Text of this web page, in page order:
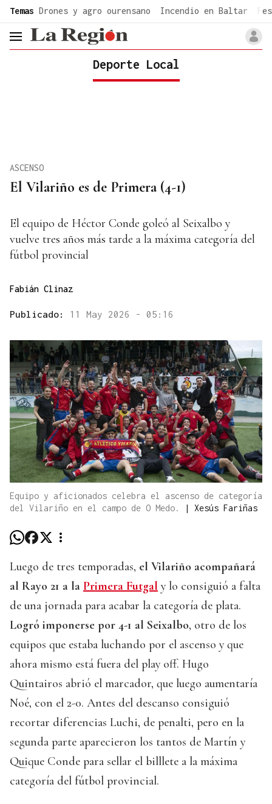
Temas Drones y agro ourensano Incendio en Baltar
header.menu.open
Deporte Local
El Vilariño es de Primera (4-1)
ASCENSO
El equipo de Héctor Conde goleó al Seixalbo y
vuelve tres años más tarde a la máxima categoría del
fútbol provincial
Fabián Clinaz
Publicado: 11 May 2026 - 05:16
Equipo y aficionados celebra el ascenso de categoría
del Vilariño en el campo de O Medo.
| Xesús Fariñas
Luego de tres temporadas, el Vilariño acompañará
al Rayo 21 a la Primera Futgal y lo consiguió a falta
de una jornada para acabar la categoría de plata.
Logró imponerse por 4-1 al Seixalbo, otro de los
equipos que estaba luchando por el ascenso y que
ahora mismo está fuera del play off. Hugo
Quintairos abrió el marcador, que luego aumentaría
Noé, con el 2-0. Antes del descanso consiguió
recortar diferencias Luchi, de penalti, pero en la
segunda parte aparecieron los tantos de Martín y
Quique Conde para sellar el billlete a la máxima
categoría del fútbol provincial.